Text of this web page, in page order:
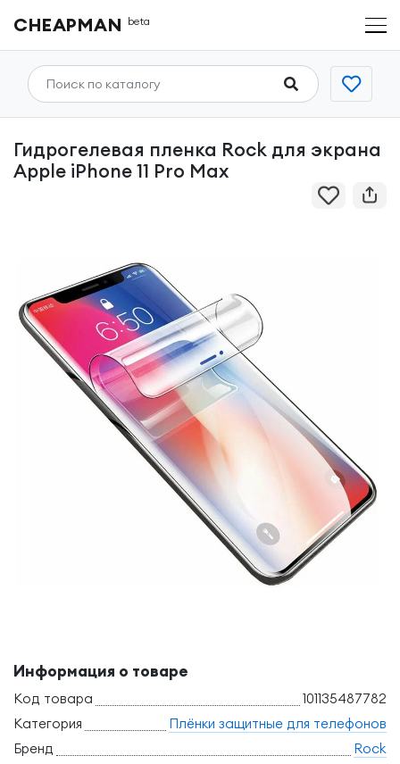
CHEAPMAN beta
Гидрогелевая пленка Rock для экрана
Apple iPhone 11 Pro Max
Информация о товаре
Код товара
101135487782
Категория
Плёнки защитные для телефонов
Бренд
Rock